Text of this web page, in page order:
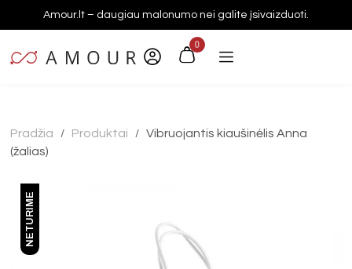
Amour.lt – daugiau malonumo nei galite įsivaizduoti.
0
Pradžia / Produktai /
Vibruojantis kiaušinėlis Anna
(žalias)
NETURIME